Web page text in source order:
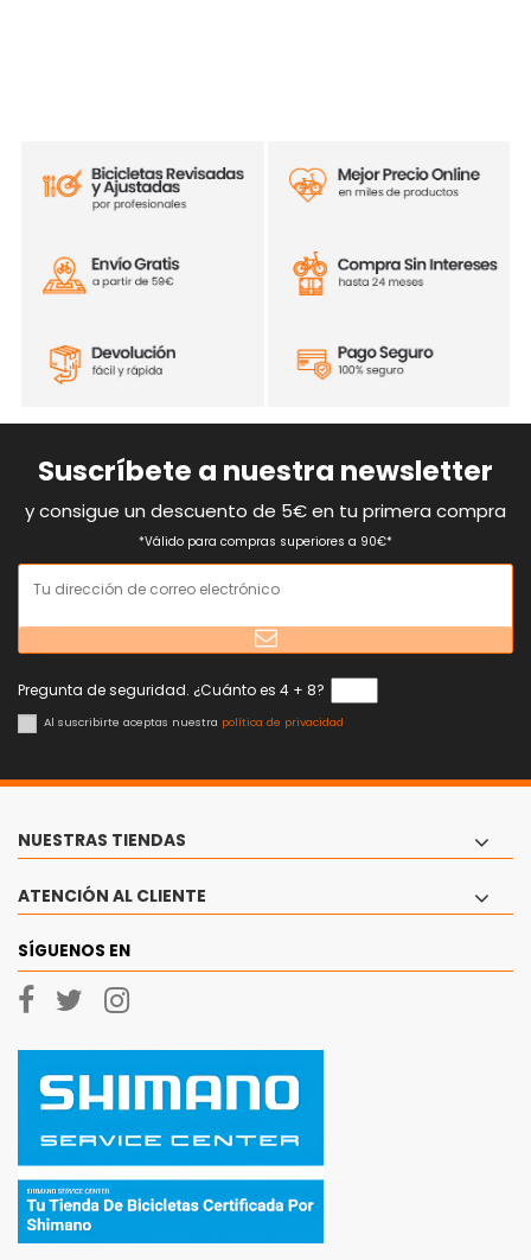
Suscríbete a nuestra newsletter
y consigue un descuento de 5€ en tu primera compra
*Válido para compras superiores a 90€*
Pregunta de seguridad. ¿Cuánto es 4 + 8?
Al suscribirte aceptas nuestra política de privacidad
NUESTRAS TIENDAS
ATENCIÓN AL CLIENTE
SÍGUENOS EN